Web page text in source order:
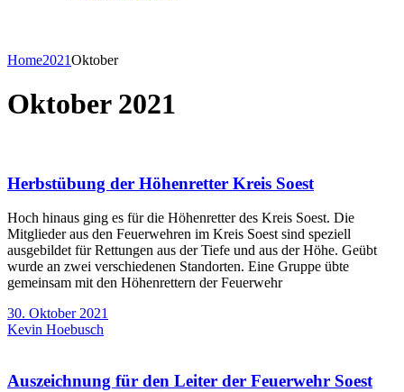
Home2021Oktober
Oktober 2021
Herbstübung der Höhenretter Kreis Soest
Hoch hinaus ging es für die Höhenretter des Kreis Soest. Die
Mitglieder aus den Feuerwehren im Kreis Soest sind speziell
ausgebildet für Rettungen aus der Tiefe und aus der Höhe. Geübt
wurde an zwei verschiedenen Standorten. Eine Gruppe übte
gemeinsam mit den Höhenrettern der Feuerwehr
30. Oktober 2021
Kevin Hoebusch
Auszeichnung für den Leiter der Feuerwehr Soest